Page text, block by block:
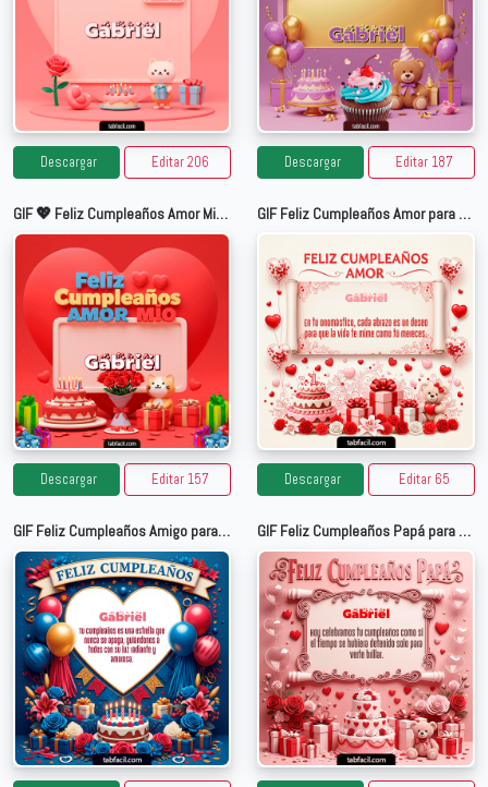
Descargar Editar 206 Descargar Editar 187
GIF 💖 Feliz Cumpleaños Amor Mio para Gabriel
Descargar Editar 157
GIF Feliz Cumpleaños Amor para Gabriel
Descargar Editar 65
GIF Feliz Cumpleaños Amigo para Gabriel GIF Feliz Cumpleaños Papá para Gabriel